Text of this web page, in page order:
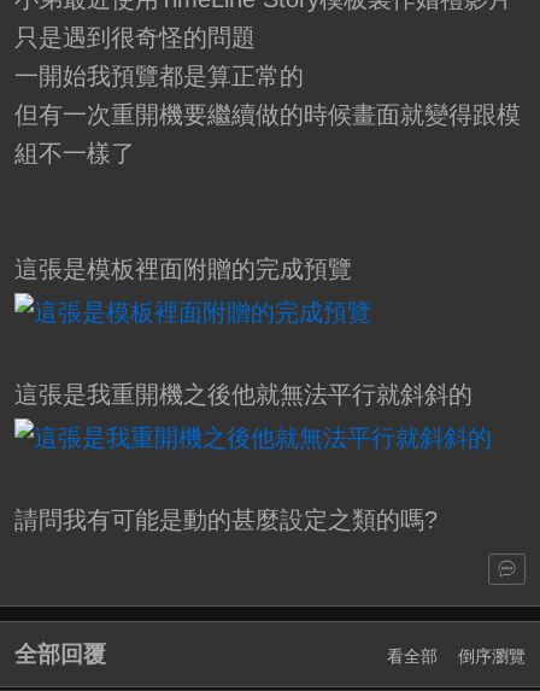
只是遇到很奇怪的問題
一開始我預覽都是算正常的
但有一次重開機要繼續做的時候畫面就變得跟模
組不一樣了
這張是模板裡面附贈的完成預覽
這張是我重開機之後他就無法平行就斜斜的
請問我有可能是動的甚麼設定之類的嗎?
全部回覆 看全部 倒序瀏覽